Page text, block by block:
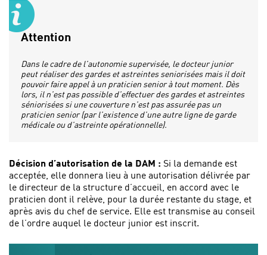
Attention
Dans le cadre de l’autonomie supervisée, le docteur junior
peut réaliser des gardes et astreintes seniorisées mais il doit
pouvoir faire appel à un praticien senior à tout moment. Dès
lors, il n’est pas possible d’effectuer des gardes et astreintes
séniorisées si une couverture n’est pas assurée pas un
praticien senior (par l’existence d’une autre ligne de garde
médicale ou d’astreinte opérationnelle).
Décision d’autorisation de la DAM : Si la demande est
acceptée, elle donnera lieu à une autorisation délivrée par
le directeur de la structure d’accueil, en accord avec le
praticien dont il relève, pour la durée restante du stage, et
après avis du chef de service. Elle est transmise au conseil
de l’ordre auquel le docteur junior est inscrit.